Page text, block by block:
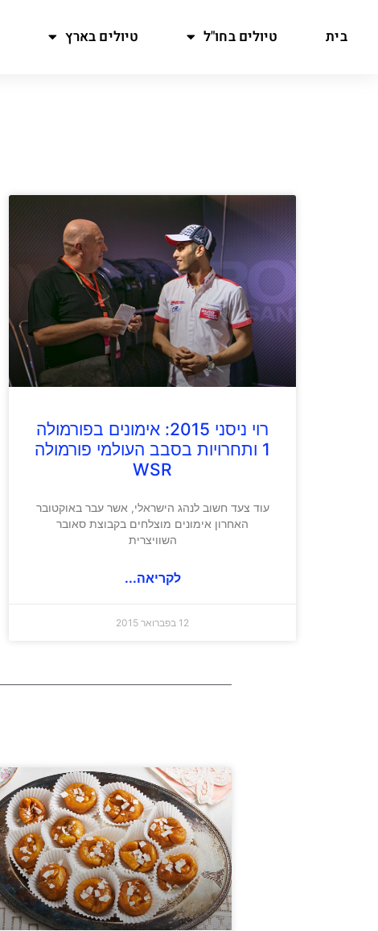
בית טיולים בחו"ל טיולים בארץ
רוי ניסני 2015: אימונים בפורמולה
1 ותחרויות בסבב העולמי פורמולה
WSR
עוד צעד חשוב לנהג הישראלי, אשר עבר באוקטובר
האחרון אימונים מוצלחים בקבוצת סאובר
השוויצרית
לקריאה...
12 בפברואר 2015